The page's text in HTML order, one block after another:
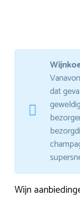
dat
Wijn